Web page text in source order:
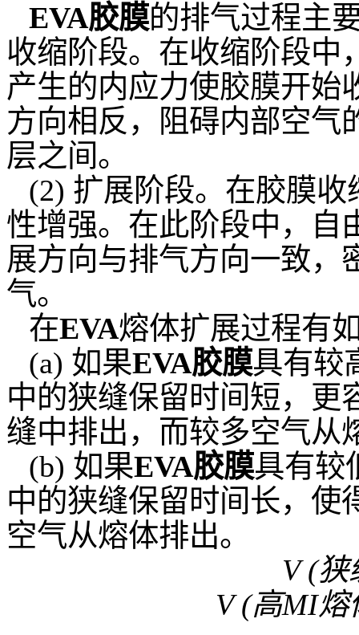
EVA胶膜的排气过程主
收缩阶段。在收缩阶段中
产生的内应力使胶膜开始
方向相反，阻碍内部空气
层之间。
(2) 扩展阶段。在胶膜
性增强。在此阶段中，自
展方向与排气方向一致，
气。
在EVA熔体扩展过程有
(a) 如果EVA胶膜具有较
中的狭缝保留时间短，更
缝中排出，而较多空气从
(b) 如果EVA胶膜具有较
中的狭缝保留时间长，使
空气从熔体排出。
V (
V (高MI